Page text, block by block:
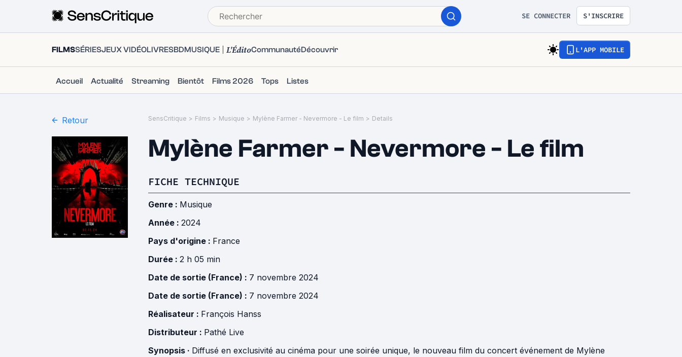
SE CONNECTER S'INSCRIRE
FILMSSÉRIESJEUX VIDÉOLIVRESBDMUSIQUE L'ÉditoCommunautéDécouvrir L'APP MOBILE
Accueil Actualité Streaming Bientôt Films 2026 Tops Listes
Retour SensCritique > Films > Musique > Mylène Farmer - Nevermore - Le film > Details
Mylène Farmer - Nevermore - Le film
FICHE TECHNIQUE
Genre : Musique
Année : 2024
Pays d'origine : France
Durée : 2 h 05 min
Date de sortie (France) : 7 novembre 2024
Date de sortie (France) : 7 novembre 2024
Réalisateur : François Hanss
Distributeur : Pathé Live
Synopsis · Diffusé en exclusivité au cinéma pour une soirée unique, le nouveau film du concert événement de Mylène